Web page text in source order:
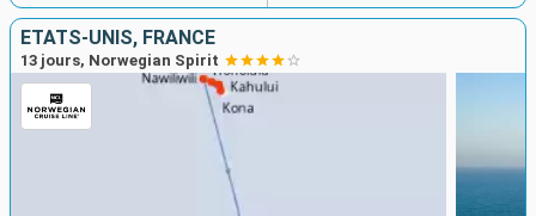
ÉTATS-UNIS, FRANCE
13 jours, Norwegian Spirit